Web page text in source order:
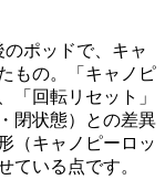
ポッドで、キャ
もの。「キャノピ
「回転リセット」
閉状態）との差異
（キャノピーロッ
ている点です。